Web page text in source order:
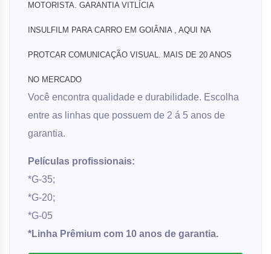
MOTORISTA. GARANTIA VITLÍCIA
INSULFILM PARA CARRO EM GOIÂNIA , AQUI NA
PROTCAR COMUNICAÇÃO VISUAL. MAIS DE 20 ANOS
NO MERCADO
Você encontra qualidade e durabilidade. Escolha
entre as linhas que possuem de 2 á 5 anos de
garantia.
Películas profissionais:
*G-35;
*G-20;
*G-05
*Linha Prêmium com 10 anos de garantia.